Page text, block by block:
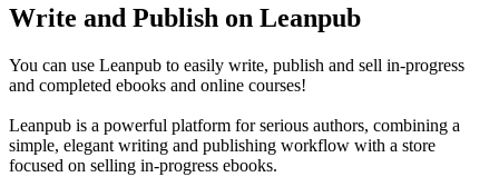
Write and Publish on Leanpub
You can use Leanpub to easily write, publish and sell in-progress
and completed ebooks and online courses!
Leanpub is a powerful platform for serious authors, combining a
simple, elegant writing and publishing workflow with a store
focused on selling in-progress ebooks.